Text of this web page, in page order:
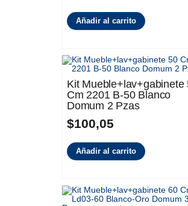
Añadir al carrito
Kit Mueble+lav+gabinete
Cm 2201 B-50 Blanco
Domum 2 Pzas
$100,05
Añadir al carrito